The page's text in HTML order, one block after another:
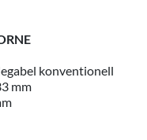
konventionell
mm